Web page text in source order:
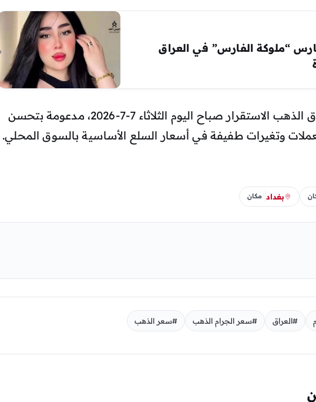
“ملوكة الفارس” في العراق
وفي المقابل، تحاول أسواق الذهب الاستقرار صباح اليوم الثلاثاء 7-7-2026، مدعومة بتحسن
وتغيرات طفيفة في أسعار السلع الأساسية بالسوق المحلي.
بغداد مكان
#العراق #سعر الجرام الذهب #سعر الذهب